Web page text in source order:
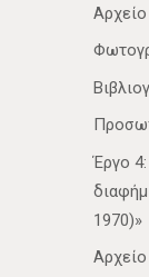
Αρχείο
Έργο 4:
1970)»